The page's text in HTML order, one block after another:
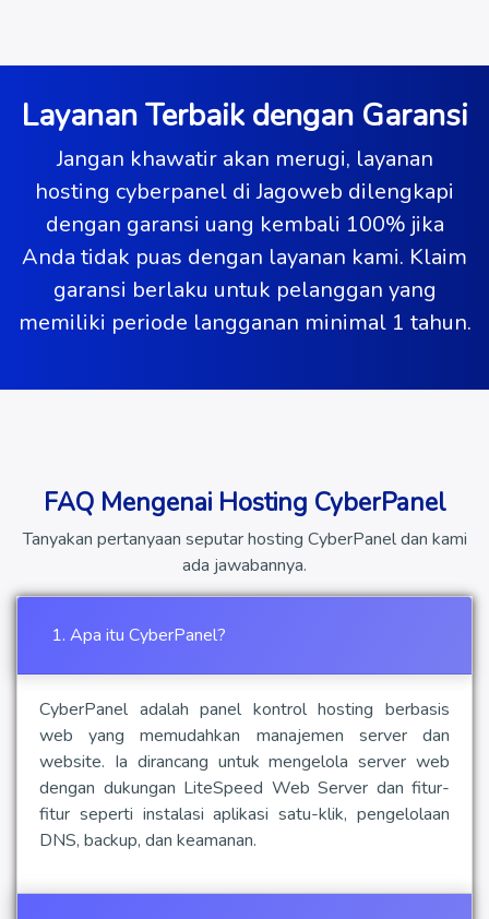
Layanan Terbaik dengan Garansi
Jangan khawatir akan merugi, layanan
hosting cyberpanel di Jagoweb dilengkapi
dengan garansi uang kembali 100% jika
Anda tidak puas dengan layanan kami. Klaim
garansi berlaku untuk pelanggan yang
memiliki periode langganan minimal 1 tahun.
FAQ Mengenai Hosting CyberPanel
Tanyakan pertanyaan seputar hosting CyberPanel dan kami
ada jawabannya.
1. Apa itu CyberPanel?
CyberPanel adalah panel kontrol hosting berbasis
web yang memudahkan manajemen server dan
website. Ia dirancang untuk mengelola server web
dengan dukungan LiteSpeed Web Server dan fitur-
fitur seperti instalasi aplikasi satu-klik, pengelolaan
DNS, backup, dan keamanan.